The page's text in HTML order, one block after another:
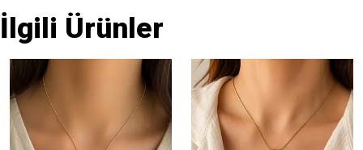
İlgili Ürünler